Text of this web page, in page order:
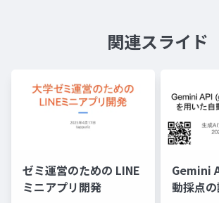
関連スライド
ゼミ運営のための LINE
ミニアプリ開発
Gemini
動採点